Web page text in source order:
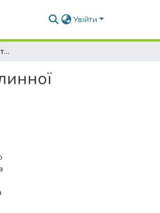
Увійти
Обґрунтування параметрів установки для піролізу рослинної біомаси